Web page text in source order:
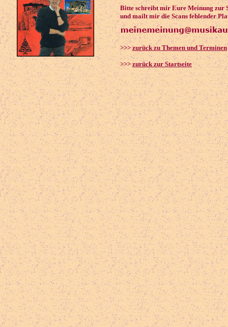
Bitte schreibt mir Eure Meinung zur
und mailt mir die Scans fehlender
>>>zurück zu Themen und Terminen
>>>zurück zur Startseite